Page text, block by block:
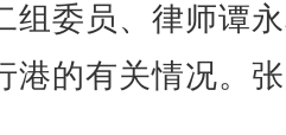
委员、律师谭
港的有关情况。